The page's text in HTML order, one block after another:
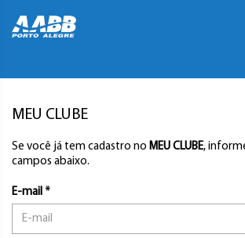
MEU CLUBE
Se você já tem cadastro no MEU CLUBE,
campos abaixo.
E-mail *